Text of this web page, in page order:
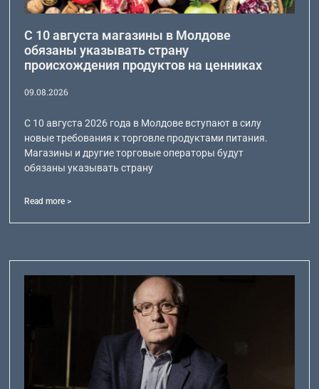
С 10 августа магазины в Молдове
обязаны указывать страну
происхождения продуктов на ценниках
09.08.2026
С 10 августа 2026 года в Молдове вступают в силу
новые требования к торговле продуктами питания.
Магазины и другие торговые операторы будут
обязаны указывать страну
Read more >